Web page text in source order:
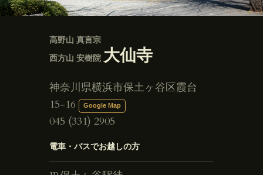
高野山 真言宗
西方山 安樹院 大仙寺
神奈川県横浜市保土ヶ谷区霞台
15-16
Google Map
045 (331) 2905
電車・バスでお越しの方